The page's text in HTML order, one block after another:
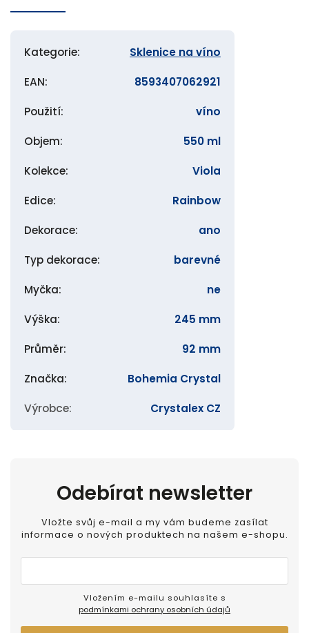
Kategorie: Sklenice na víno
EAN: 8593407062921
Použití: víno
Objem: 550 ml
Kolekce: Viola
Edice: Rainbow
Dekorace: ano
Typ dekorace: barevné
Myčka: ne
Výška: 245 mm
Průměr: 92 mm
Značka: Bohemia Crystal
Výrobce: Crystalex CZ
Odebírat newsletter
Vložte svůj e-mail a my vám budeme zasílat
informace o nových produktech na našem e-shopu.
podmínkami ochrany osobních údajů